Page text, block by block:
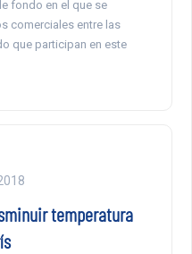
fondo en el que se
comerciales entre las
que participan en este
temperatura